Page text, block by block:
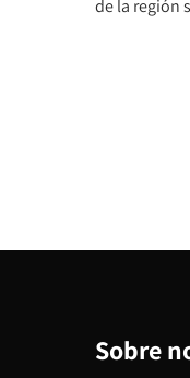
de la región
Sobre